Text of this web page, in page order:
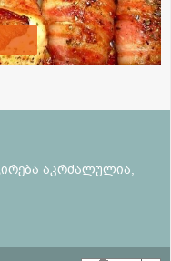
აკრძალულია,